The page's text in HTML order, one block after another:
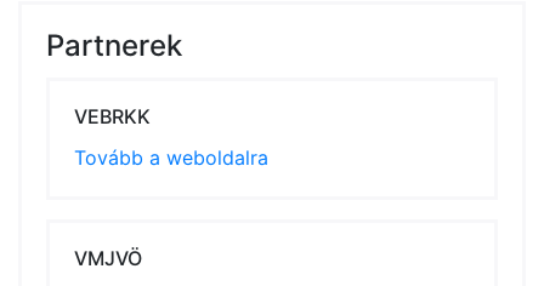
Partnerek
VEBRKK
Tovább a weboldalra
VMJVÖ